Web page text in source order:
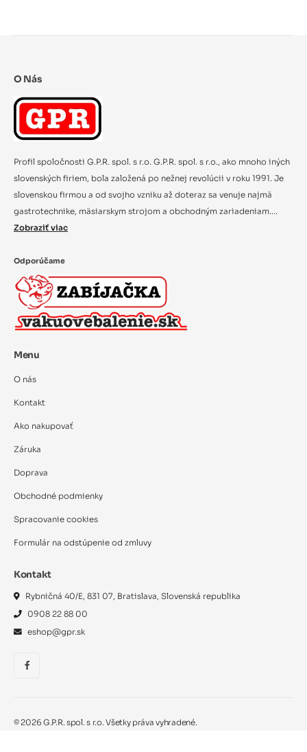
O Nás
Profil spoločnosti G.P.R. spol. s r.o. G.P.R. spol. s r.o., ako mnoho iných
slovenských firiem, bola založená po nežnej revolúcii v roku 1991. Je
slovenskou firmou a od svojho vzniku až doteraz sa venuje najmä
gastrotechnike, mäsiarskym strojom a obchodným zariadeniam....
Zobraziť viac
Odporúčame
Menu
O nás
Kontakt
Ako nakupovať
Záruka
Doprava
Obchodné podmienky
Spracovanie cookies
Formulár na odstúpenie od zmluvy
Kontakt
Rybničná 40/E, 831 07, Bratislava, Slovenská republika
0908 22 88 00
eshop@gpr.sk
© 2026 G.P.R. spol. s r.o. Všetky práva vyhradené.